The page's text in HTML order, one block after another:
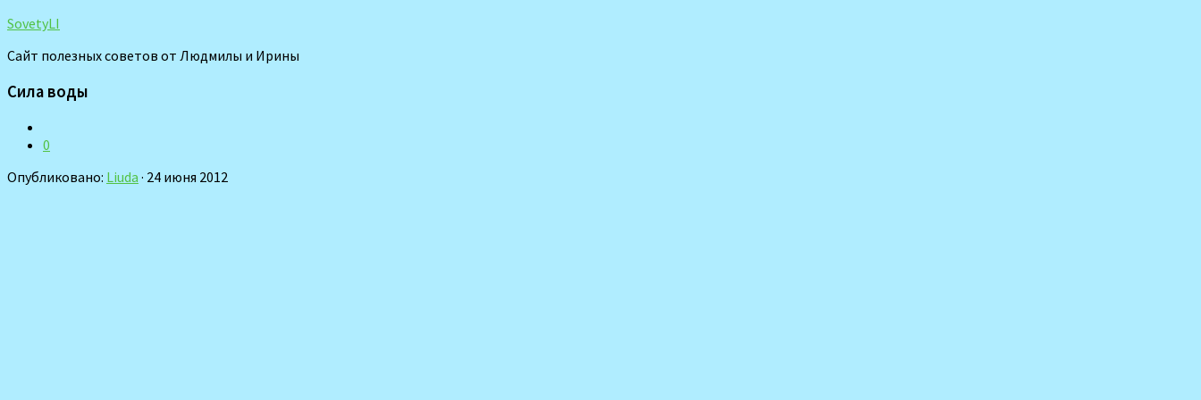
SovetyLI
Сайт полезных советов от Людмилы и Ирины
Сила воды
0
Опубликовано: Liuda · 24 июня 2012